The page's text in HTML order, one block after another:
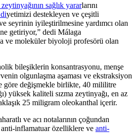
zeytinyağının sağlık yararlarını
yetimizi destekleyen ve çeşitli
seyrinin iyileştirilmesine yardımcı olan
getiriyor,” dedi Málaga
ve moleküler biyoloji profesörü olan
bileşiklerin konsantrasyonu, menşe
olgunlaşma aşaması ve ekstraksiyon
göre değişmekle birlikte, 40 mililitre
yüksek kaliteli sızma zeytinyağı, en az
25 miligram oleokanthal içerir.
ve acı notalarının çoğundan
inflamatuar özelliklere ve anti-